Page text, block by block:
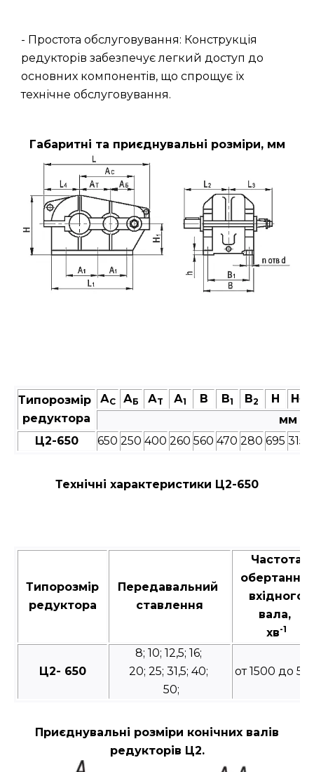
- Простота обслуговування: Конструкція
редукторів забезпечує легкий доступ до
основних компонентів, що спрощує їх
технічне обслуговування.
Габаритні та приєднувальні розміри, мм
Типорозмір
редуктора
АC АБ АT А1 В В1 В2 Н Н 1
мм
Ц2-650
650 250 400 260 560 470 280 695 315
Технічні характеристики Ц2-650
Типорозмір
редуктора
Передавальний
ставлення
Частота
обертання
вхідного
вала,
хв-1
Ц2- 650
8; 10; 12,5; 16;
20; 25; 31,5; 40;
50;
от 1500 до
Приєднувальні розміри конічних валів
редукторів Ц2.